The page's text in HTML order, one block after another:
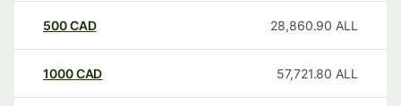
500CAD 28,860.90 ALL
1000CAD 57,721.80 ALL